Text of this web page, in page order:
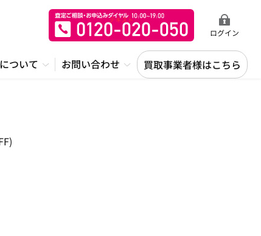
ログイン
ついて お問い合わせ 買取事業者様はこちら